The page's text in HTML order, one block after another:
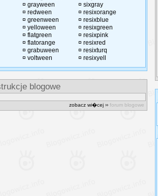
¤ grayween
¤ redween
¤ greenween
¤ yelloween
¤ flatgreen
¤ flatorange
¤ grabuween
¤ voltween
¤ sixgray
¤ resixorange
¤ resixblue
¤ resixgreen
¤ resixpink
¤ resixred
¤ resixturq
¤ resixyell
blogowe
zobacz wi�cej ›› forum blogowe